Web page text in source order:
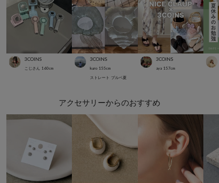
3COINS
こじさん 160cm
3COINS
kuro 155cm
ストレート ブルベ夏
3COINS
aya 157cm
アクセサリーからのおすすめ